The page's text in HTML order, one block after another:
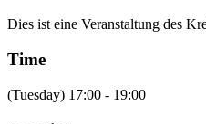
Dies ist eine Veranstaltung des
Time
(Tuesday) 17:00 - 19:00